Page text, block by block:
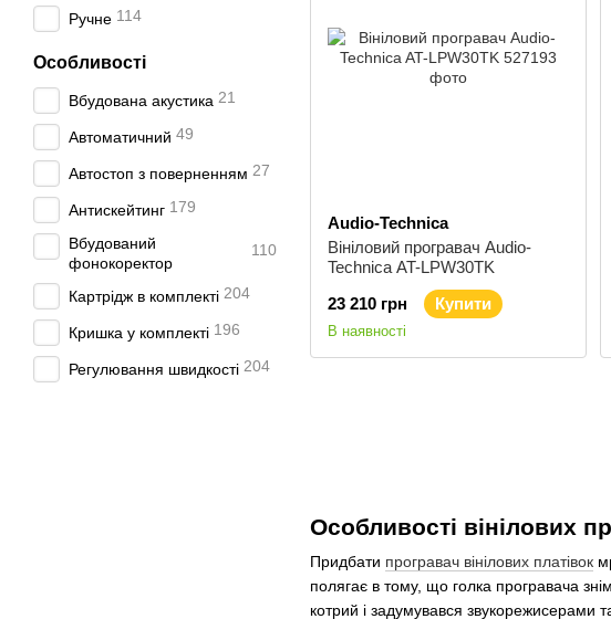
Особливості вінілових
Придбати програвач вінілових платівок
полягає в тому, що голка програвача
котрий і задумувався звукорежисерами
Audio-Technica
Вініловий програвач Audio-
Technica AT-LPW30TK
23 210 грн
Купити
В наявності
Ручне 114
Особливості
Вбудована акустика 21
Автоматичний 49
Автостоп з поверненням 27
Антискейтинг 179
Вбудований
фонокоректор
110
Картрідж в комплекті 204
Кришка у комплекті 196
Регулювання швидкості 204